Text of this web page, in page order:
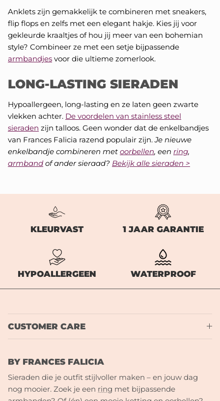
Anklets zijn gemakkelijk te combineren met sneakers,
flip flops en zelfs met een elegant hakje. Kies jij voor
gekleurde kraaltjes of hou jij meer van een bohemian
style? Combineer ze met een setje bijpassende
armbandjes voor die ultieme zomerlook.
LONG-LASTING SIERADEN
Hypoallergeen, long-lasting en ze laten geen zwarte
vlekken achter. De voordelen van stainless steel
sieraden zijn talloos. Geen wonder dat de enkelbandjes
van Frances Falicia razend populair zijn.Je nieuwe
enkelbandje combineren met oorbellen, een ring,
armband of ander sieraad? Bekijk alle sieraden >
KLEURVAST 1 JAAR GARANTIE
HYPOALLERGEEN WATERPROOF
CUSTOMER CARE
BY FRANCES FALICIA
Sieraden die je outfit stijlvoller maken – en jouw dag
nog mooier. Zoek je een ring met bijpassende
Shop 4 charms, betaal 3
SHOP CHARMS